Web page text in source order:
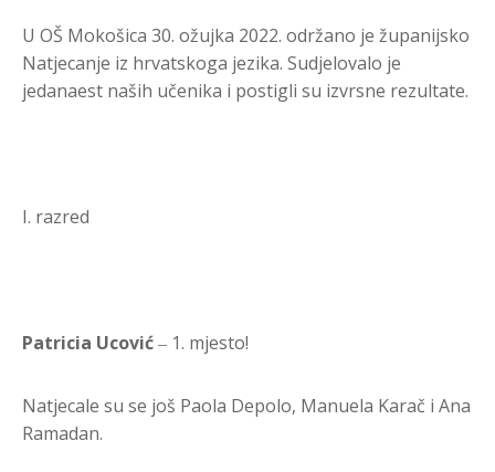
U OŠ Mokošica 30. ožujka 2022. održano je županijsko
Natjecanje iz hrvatskoga jezika. Sudjelovalo je
jedanaest naših učenika i postigli su izvrsne rezultate.
I. razred
Patricia Ucović‒ 1. mjesto!
Natjecale su se još Paola Depolo, Manuela Karač i Ana
Ramadan.